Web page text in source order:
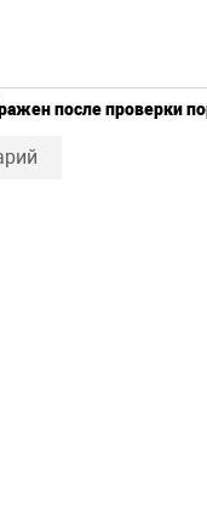
после проверки